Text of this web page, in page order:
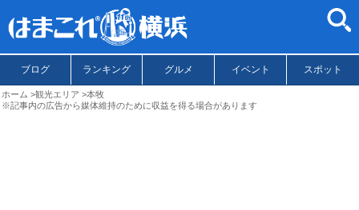
ブログ ランキング グルメ イベント スポット
ホーム 観光エリア
本牧
※記事内の広告から媒体維持のために収益を得る場合があります